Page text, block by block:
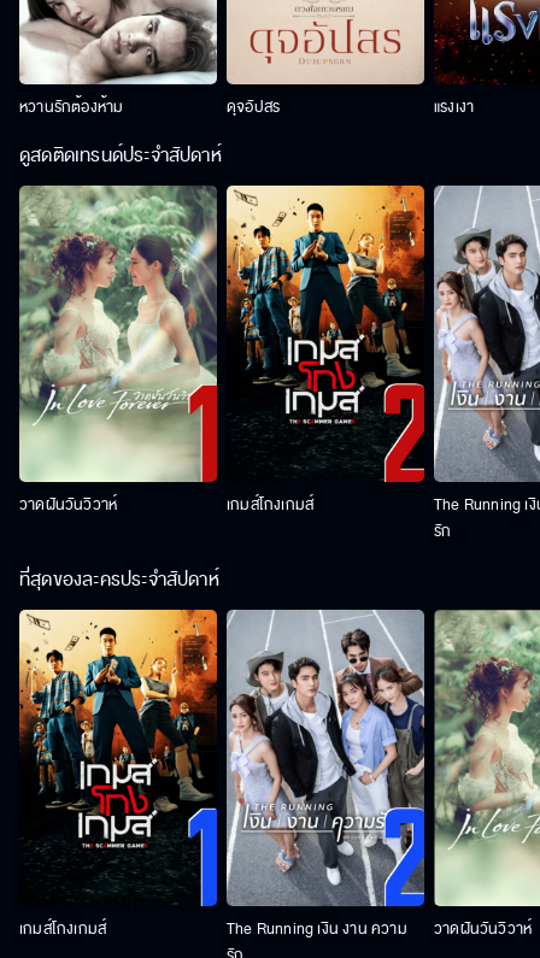
หวานรักต้องห้าม ดุจอัปสร แรงเงา
ดูสดติดเทรนด์ประจำสัปดาห์
วาดฝันวันวิวาห์ เกมส์โกงเกมส์
The Running เ
รัก
ที่สุดของละครประจำสัปดาห์
เกมส์โกงเกมส์
The Running เงิน งาน ความ
วาดฝันวันวิวาห์